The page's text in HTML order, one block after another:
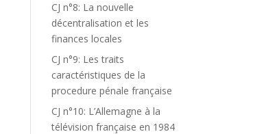
CJ n°8: La nouvelle
décentralisation et les
finances locales
CJ n°9: Les traits
caractéristiques de la
procedure pénale française
CJ n°10: L’Allemagne à la
télévision française en 1984